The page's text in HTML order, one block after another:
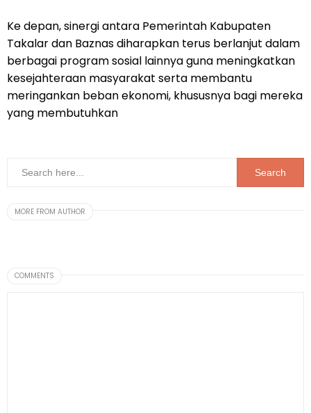
Ke depan, sinergi antara Pemerintah Kabupaten
Takalar dan Baznas diharapkan terus berlanjut dalam
berbagai program sosial lainnya guna meningkatkan
kesejahteraan masyarakat serta membantu
meringankan beban ekonomi, khususnya bagi mereka
yang membutuhkan
MORE FROM AUTHOR
COMMENTS